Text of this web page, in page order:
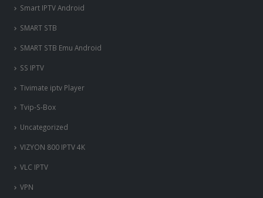
Smart IPTV Android
SMART STB
SMART STB Emu Android
SS IPTV
Tivimate iptv Player
Tvip-S-Box
Uncategorized
VIZYON 800 IPTV 4K
VLC IPTV
VPN